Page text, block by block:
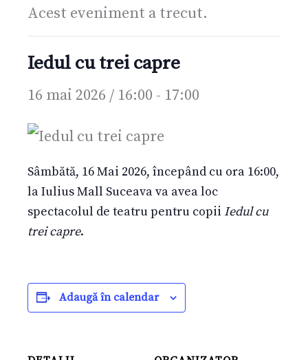
Acest eveniment a trecut.
Iedul cu trei capre
16 mai 2026 / 16:00 - 17:00
Sâmbătă, 16 Mai 2026, începând cu ora 16:00,
la Iulius Mall Suceava va avea loc
spectacolul de teatru pentru copii Iedul cu
trei capre.
Adaugă în calendar